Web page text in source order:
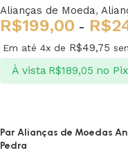
Alianças de Moeda,
R$199,00 - R$
Em até 4x de R$49,75
À vista R$189,05 no Pix
Par Alianças de Moedas
Pedra